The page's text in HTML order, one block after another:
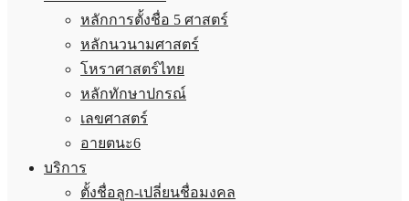
หลักการตั้งชื่อ 5 ศาสตร์
หลักนวนามศาสตร์
โหราศาสตร์ไทย
หลักทักษาปกรณ์
เลขศาสตร์
อายตนะ6
บริการ
ตั้งชื่อลูก-เปลี่ยนชื่อมงคล